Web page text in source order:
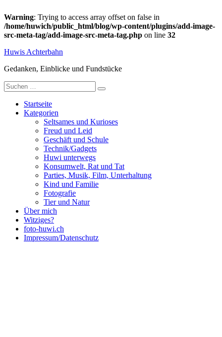
Warning: Trying to access array offset on false in
/home/huwich/public_html/blog/wp-content/plugins/add-image-
src-meta-tag/add-image-src-meta-tag.php on line 32
Inhalt
Huwis Achterbahn
Gedanken, Einblicke und Fundstücke
Suche
nach:
Startseite
Kategorien
Seltsames und Kurioses
Freud und Leid
Geschäft und Schule
Technik/Gadgets
Huwi unterwegs
Konsumwelt, Rat und Tat
Parties, Musik, Film, Unterhaltung
Kind und Familie
Fotografie
Tier und Natur
Über mich
Witziges?
foto-huwi.ch
Impressum/Datenschutz